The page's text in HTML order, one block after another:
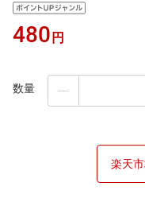
480 円
数量
楽天